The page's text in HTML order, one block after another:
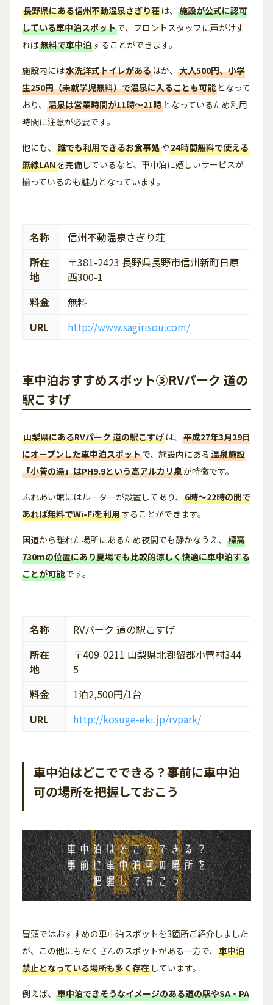
長野県にある信州不動温泉さぎり荘は、施設が公式に認可
している車中泊スポットで、フロントスタッフに声がけす
れば無料で車中泊することができます。
施設内には水洗洋式トイレがあるほか、大人500円、小学
生250円（未就学児無料）で温泉に入ることも可能となって
おり、温泉は営業時間が11時〜21時となっているため利用
時間に注意が必要です。
他にも、誰でも利用できるお食事処や24時間無料で使える
無線LANを完備しているなど、車中泊に嬉しいサービスが
揃っているのも魅力となっています。
名称
信州不動温泉さぎり荘
所在
地
〒381-2423 長野県長野市信州新町日原
西300-1
料金
無料
URL
http://www.sagirisou.com/
車中泊おすすめスポット③RVパーク 道の
駅こすげ
山梨県にあるRVパーク 道の駅こすげは、平成27年3月29日
にオープンした車中泊スポットで、施設内にある温泉施設
「小菅の湯」はPH9.9という高アルカリ泉が特徴です。
ふれあい館にはルーターが設置してあり、6時〜22時の間で
あれば無料でWi-Fiを利用することができます。
国道から離れた場所にあるため夜間でも静かなうえ、標高
730mの位置にあり夏場でも比較的涼しく快適に車中泊する
ことが可能です。
名称
RVパーク 道の駅こすげ
所在
地
〒409-0211 山梨県北都留郡小菅村344
5
料金
1泊2,500円/1台
URL
http://kosuge-eki.jp/rvpark/
車中泊はどこでできる？事前に車中泊
可の場所を把握しておこう
冒頭ではおすすめの車中泊スポットを3箇所ご紹介しました
が、この他にもたくさんのスポットがある一方で、車中泊
禁止となっている場所も多く存在 しています。
例えば、車中泊できそうなイメージのある道の駅やSA・PA